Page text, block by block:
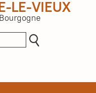
LE-VIEUX